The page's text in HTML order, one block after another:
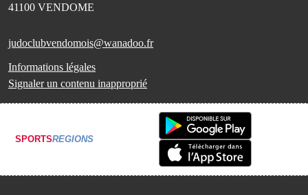
41100 VENDOME
judoclubvendomois@wanadoo.fr
Informations légales
Signaler un contenu inapproprié
SPORTSREGIONS